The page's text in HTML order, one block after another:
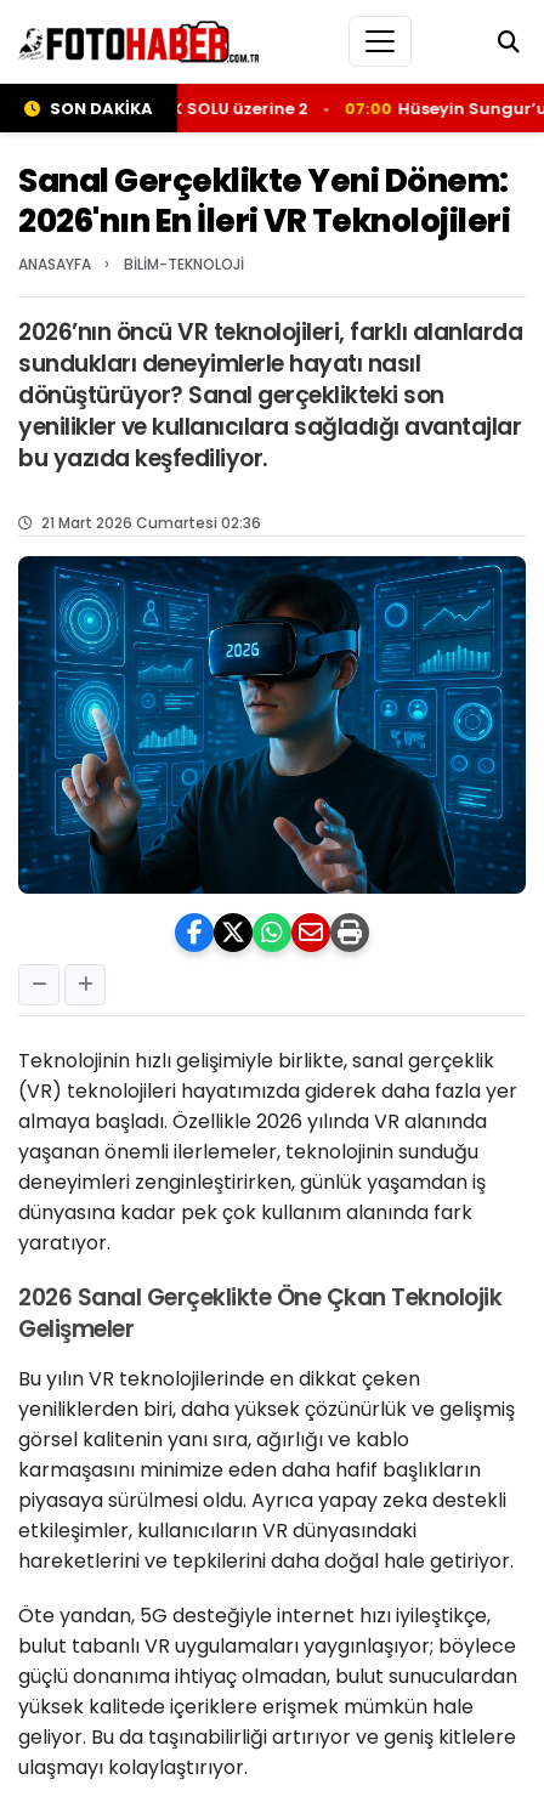
SON DAKİKA
TÜRK SOLU üzerine 2 07:00 Hüseyin Sungur’un
Sanal Gerçeklikte Yeni Dönem:
2026'nın En İleri VR Teknolojileri
ANASAYFA › BİLİM-TEKNOLOJİ
2026’nın öncü VR teknolojileri, farklı alanlarda
sundukları deneyimlerle hayatı nasıl
dönüştürüyor? Sanal gerçeklikteki son
yenilikler ve kullanıcılara sağladığı avantajlar
bu yazıda keşfediliyor.
21 Mart 2026 Cumartesi 02:36
Teknolojinin hızlı gelişimiyle birlikte, sanal gerçeklik
(VR) teknolojileri hayatımızda giderek daha fazla yer
almaya başladı. Özellikle 2026 yılında VR alanında
yaşanan önemli ilerlemeler, teknolojinin sunduğu
deneyimleri zenginleştirirken, günlük yaşamdan iş
dünyasına kadar pek çok kullanım alanında fark
yaratıyor.
2026 Sanal Gerçeklikte Öne Çkan Teknolojik
Gelişmeler
Bu yılın VR teknolojilerinde en dikkat çeken
yeniliklerden biri, daha yüksek çözünürlük ve gelişmiş
görsel kalitenin yanı sıra, ağırlığı ve kablo
karmaşasını minimize eden daha hafif başlıkların
piyasaya sürülmesi oldu. Ayrıca yapay zeka destekli
etkileşimler, kullanıcıların VR dünyasındaki
hareketlerini ve tepkilerini daha doğal hale getiriyor.
Öte yandan, 5G desteğiyle internet hızı iyileştikçe,
bulut tabanlı VR uygulamaları yaygınlaşıyor; böylece
güçlü donanıma ihtiyaç olmadan, bulut sunuculardan
yüksek kalitede içeriklere erişmek mümkün hale
geliyor. Bu da taşınabilirliği artırıyor ve geniş kitlelere
ulaşmayı kolaylaştırıyor.